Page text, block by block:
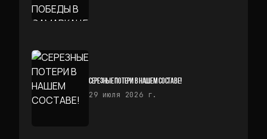
СЕРЕЗНЫЕ ПОТЕРИ В НАШЕМ СОСТАВЕ!
29 июля 2026 г.